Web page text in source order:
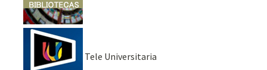
Tele Universitaria